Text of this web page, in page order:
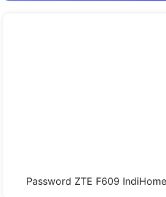
Password ZTE F609